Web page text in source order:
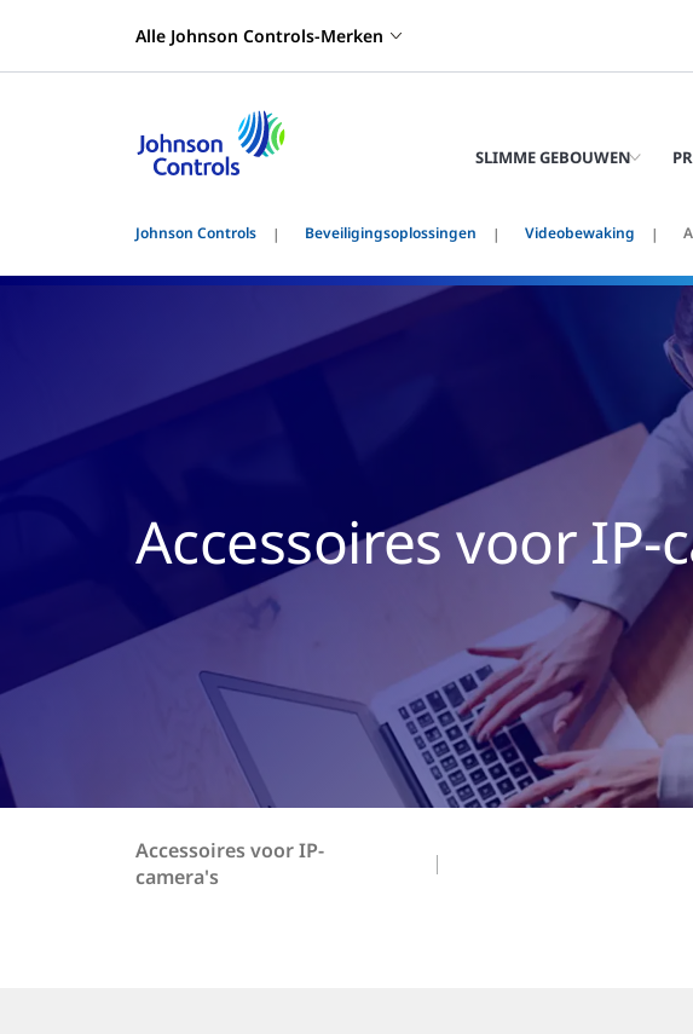
Alle Johnson Controls-Merken
SLIMME GEBOUWEN
Johnson Controls Beveiligingsoplossingen Videobewaking
Accessoires voor IP-
Accessoires voor IP-
camera's